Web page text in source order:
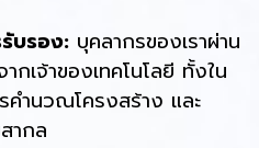
บรอง: บุคลากรของเราผ่าน
กเจ้าของเทคโนโลยี ทั้งใน
คำนวณโครงสร้าง และ
ากล